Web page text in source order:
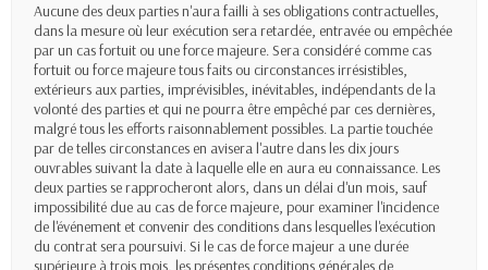
Aucune des deux parties n'aura failli à ses obligations contractuelles,
dans la mesure où leur exécution sera retardée, entravée ou empêchée
par un cas fortuit ou une force majeure. Sera considéré comme cas
fortuit ou force majeure tous faits ou circonstances irrésistibles,
extérieurs aux parties, imprévisibles, inévitables, indépendants de la
volonté des parties et qui ne pourra être empêché par ces dernières,
malgré tous les efforts raisonnablement possibles. La partie touchée
par de telles circonstances en avisera l'autre dans les dix jours
ouvrables suivant la date à laquelle elle en aura eu connaissance. Les
deux parties se rapprocheront alors, dans un délai d'un mois, sauf
impossibilité due au cas de force majeure, pour examiner l'incidence
de l'événement et convenir des conditions dans lesquelles l'exécution
du contrat sera poursuivi. Si le cas de force majeur a une durée
supérieure à trois mois, les présentes conditions générales de